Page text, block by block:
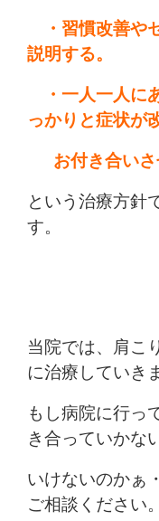
・習慣改善や
説明する。
・一人一人に
っかりと症状が
お付き合いさ
という治療方針
す。
当院では、肩こ
に治療していき
もし病院に行っ
き合っていかな
いけないのかぁ
ご相談ください。